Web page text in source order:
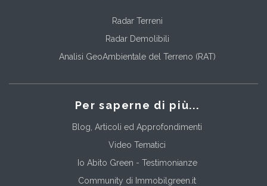
Radar Terreni
Radar Demolibili
Analisi GeoAmbientale del Terreno (RAT)
Per saperne di più...
Blog, Articoli ed Approfondimenti
Video Tematici
Io Abito Green - Testimonianze
Community di Immobilgreen.it